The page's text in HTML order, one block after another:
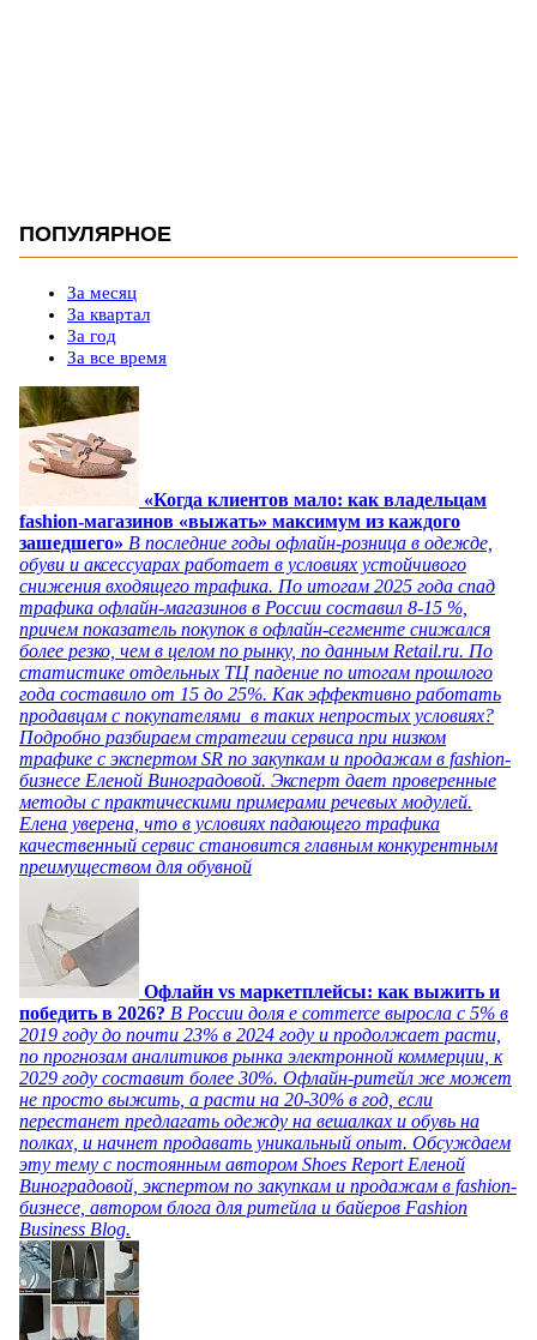
ПОПУЛЯРНОЕ
За месяц
За квартал
За год
За все время
«Когда клиентов мало: как владельцам
fashion-магазинов «выжать» максимум из каждого
зашедшего» В последние годы офлайн-розница в одежде,
обуви и аксессуарах работает в условиях устойчивого
снижения входящего трафика. По итогам 2025 года спад
трафика офлайн-магазинов в России составил 8-15 %,
причем показатель покупок в офлайн-сегменте снижался
более резко, чем в целом по рынку, по данным Retail.ru. По
статистике отдельных ТЦ падение по итогам прошлого
года составило от 15 до 25%. Как эффективно работать
продавцам с покупателями в таких непростых условиях?
Подробно разбираем стратегии сервиса при низком
трафике с экспертом SR по закупкам и продажам в fashion-
бизнесе Еленой Виноградовой. Эксперт дает проверенные
методы с практическими примерами речевых модулей.
Елена уверена, что в условиях падающего трафика
качественный сервис становится главным конкурентным
преимуществом для обувной
Офлайн vs маркетплейсы: как выжить и
победить в 2026? В России доля e commerce выросла с 5% в
2019 году до почти 23% в 2024 году и продолжает расти,
по прогнозам аналитиков рынка электронной коммерции, к
2029 году составит более 30%. Офлайн-ритейл же может
не просто выжить, а расти на 20-30% в год, если
перестанет предлагать одежду на вешалках и обувь на
полках, и начнет продавать уникальный опыт. Обсуждаем
эту тему с постоянным автором Shoes Report Еленой
Виноградовой, экспертом по закупкам и продажам в fashion-
бизнесе, автором блога для ритейла и байеров Fashion
Business Blog.